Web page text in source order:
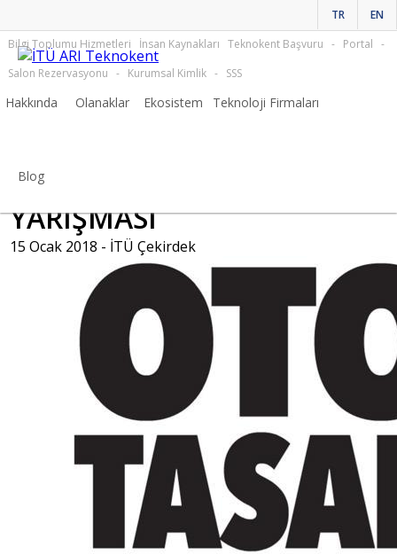
TR
EN
Bilgi Toplumu Hizmetleri
İnsan Kaynakları Teknokent Başvuru - Portal -
Salon Rezervasyonu - Kurumsal Kimlik - SSS
Hakkında Olanaklar Ekosistem Teknoloji Firmaları
Blog
İTÜ Çekirdek'ten Haberler
OTOMOTİVDE TASARIM
YARIŞMASI
15 Ocak 2018 - İTÜ Çekirdek